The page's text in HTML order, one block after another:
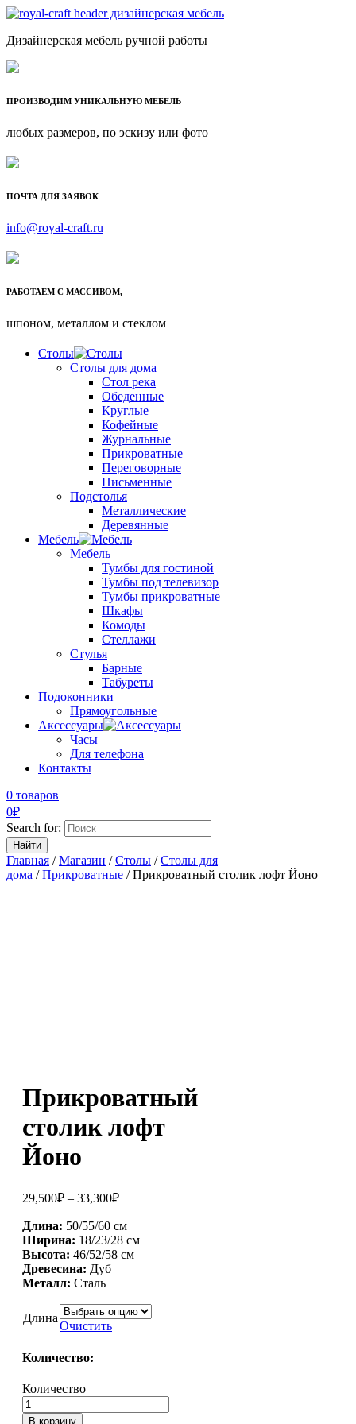
Дизайнерская мебель ручной работы
ПРОИЗВОДИМ УНИКАЛЬНУЮ МЕБЕЛЬ
любых размеров, по эскизу или фото
ПОЧТА ДЛЯ ЗАЯВОК
info@royal-craft.ru
РАБОТАЕМ С МАССИВОМ,
шпоном, металлом и стеклом
Столы
Столы для дома
Стол река
Обеденные
Круглые
Кофейные
Журнальные
Прикроватные
Переговорные
Письменные
Подстолья
Металлические
Деревянные
Мебель
Мебель
Тумбы для гостиной
Тумбы под телевизор
Тумбы прикроватные
Шкафы
Комоды
Стеллажи
Стулья
Барные
Табуреты
Подоконники
Прямоугольные
Аксессуары
Часы
Для телефона
Контакты
0 товаров
0₽
Search for:
Главная /Магазин /Столы /Столы для
дома /Прикроватные / Прикроватный столик лофт Йоно
Прикроватный
столик лофт
Йоно
29,500₽ – 33,300₽
Длина: 50/55/60 см
Ширина: 18/23/28 см
Высота: 46/52/58 см
Древесина: Дуб
Металл: Сталь
Длина
Очистить
Количество:
Количество
В корзину